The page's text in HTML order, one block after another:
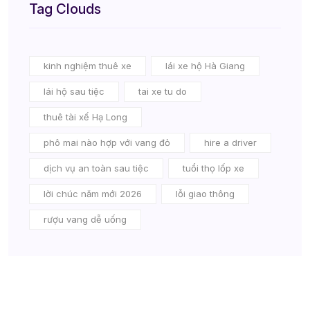
Tag Clouds
kinh nghiệm thuê xe lái xe hộ Hà Giang
lái hộ sau tiệc tai xe tu do
thuê tài xế Hạ Long
phô mai nào hợp với vang đỏ hire a driver
dịch vụ an toàn sau tiệc tuổi thọ lốp xe
lời chúc năm mới 2026 lỗi giao thông
rượu vang dễ uống